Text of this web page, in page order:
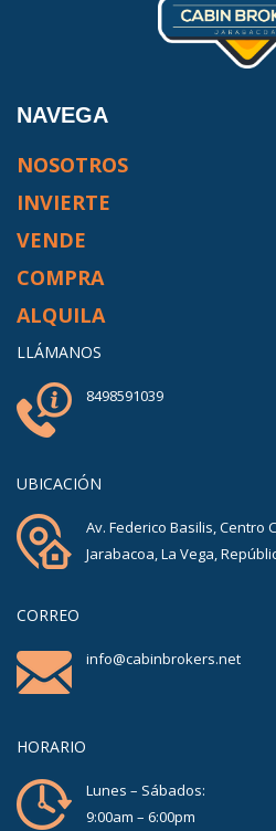
NAVEGA
NOSOTROS
INVIERTE
VENDE
COMPRA
ALQUILA
LLÁMANOS
8498591039
UBICACIÓN
Av. Federico Basilis, Centro
Jarabacoa, La Vega,
CORREO
info@cabinbrokers.net
HORARIO
Lunes – Sábados:
9:00am – 6:00pm